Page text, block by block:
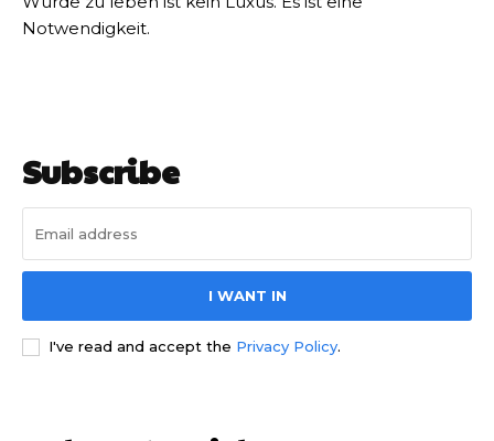
Notwendigkeit.
Subscribe
I WANT IN
I've read and accept the Privacy Policy.